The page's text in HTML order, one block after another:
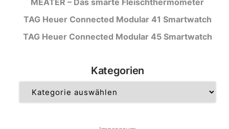
TAG Heuer Connected Modular 41 Smartwatch
TAG Heuer Connected Modular 45 Smartwatch
Kategorien